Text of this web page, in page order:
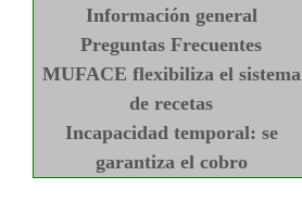
Información general
Preguntas Frecuentes
MUFACE flexibiliza el sistema
de recetas
Incapacidad temporal: se
garantiza el cobro